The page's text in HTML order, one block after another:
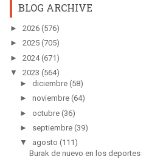
BLOG ARCHIVE
► 2026 (576)
► 2025 (705)
► 2024 (671)
▼
2023 (564)
► diciembre (58)
► noviembre (64)
► octubre (36)
► septiembre (39)
▼
agosto (111)
Burak de nuevo en los deportes